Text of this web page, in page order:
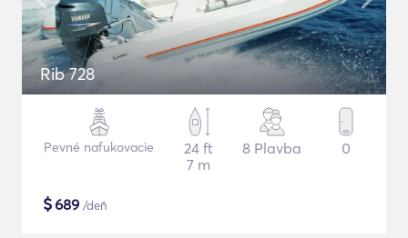
Rib 728
Pevné nafukovacie
24 ft
7 m
8 Plavba 0
$689 /deň